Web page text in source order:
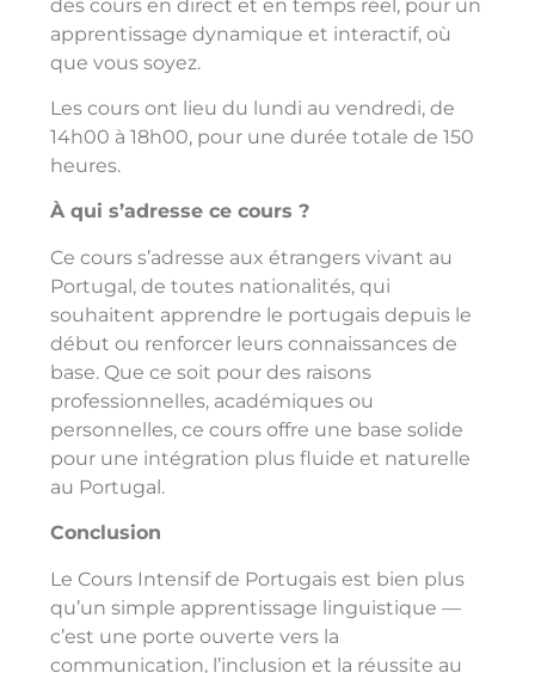
des cours en direct et en temps réel, pour un
apprentissage dynamique et interactif, où
que vous soyez.
Les cours ont lieu du lundi au vendredi, de
14h00 à 18h00, pour une durée totale de 150
heures.
À qui s’adresse ce cours ?
Ce cours s’adresse aux étrangers vivant au
Portugal, de toutes nationalités, qui
souhaitent apprendre le portugais depuis le
début ou renforcer leurs connaissances de
base. Que ce soit pour des raisons
professionnelles, académiques ou
personnelles, ce cours offre une base solide
pour une intégration plus fluide et naturelle
au Portugal.
Conclusion
Le Cours Intensif de Portugais est bien plus
qu’un simple apprentissage linguistique —
c’est une porte ouverte vers la
communication, l’inclusion et la réussite au